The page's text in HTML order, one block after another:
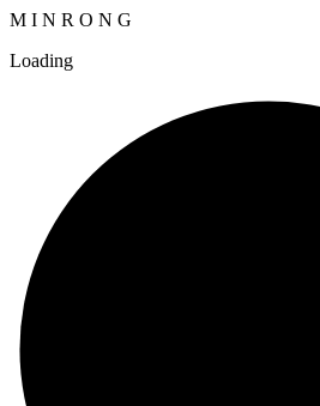
M I N R O N G
Loading